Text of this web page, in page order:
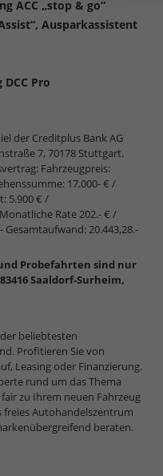
ACC „stop & go“
Ausparkassistent
Pro
der Creditplus Bank AG
7, 70178 Stuttgart.
Fahrzeugpreis:
17.000- € /
5.900 € /
Rate 202.- € /
Gesamtaufwand: 20.443,28.-
Probefahrten sind nur
Saaldorf-Surheim,
beliebtesten
Profitieren Sie von
Leasing oder Finanzierung.
rund um das Thema
zu Ihrem neuen Fahrzeug
freies Autohandelszentrum
beraten.